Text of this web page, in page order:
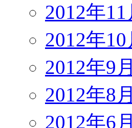
2012年
2012年
2012年9
2012年8
2012年6